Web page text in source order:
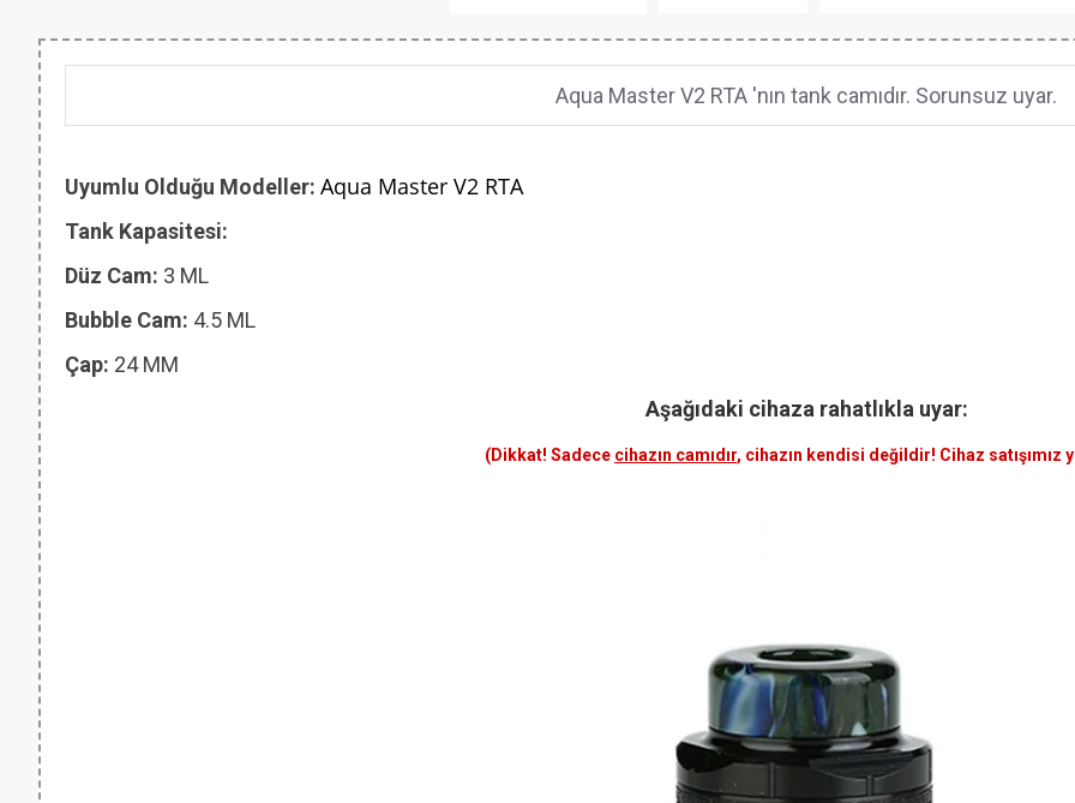
Aqua Master V2 RTA 'nın tank camıdır. Sorunsuz uyar.
Uyumlu Olduğu Modeller: Aqua Master V2 RTA
Tank Kapasitesi:
Düz Cam: 3 ML
Bubble Cam: 4.5 ML
Çap: 24 MM
Aşağıdaki cihaza rahatlıkla uyar:
(Dikkat! Sadece cihazın camıdır, cihazın kendisi değildir! Cihaz satışımız